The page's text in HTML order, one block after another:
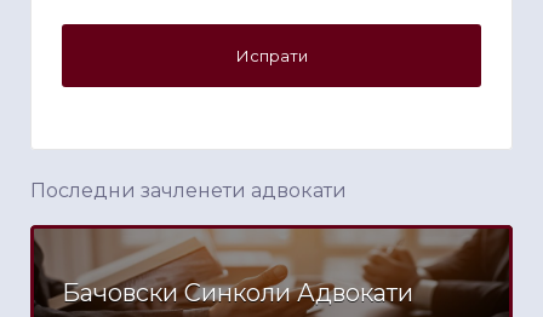
Последни зачленети адвокати
Бачовски Синколи Адвокати